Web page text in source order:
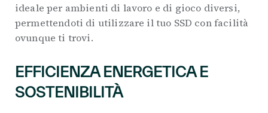
ideale per ambienti di lavoro e di gioco diversi,
permettendoti di utilizzare il tuo SSD con facilità
ovunque ti trovi.
EFFICIENZA ENERGETICA E
SOSTENIBILITÀ